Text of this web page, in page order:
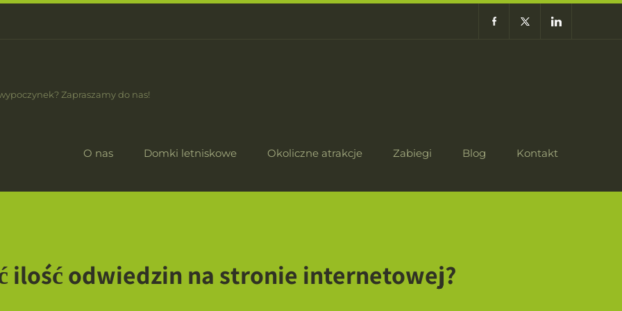
Zapraszamy do nas!
O nas Domki letniskowe Okoliczne atrakcje Zabiegi Blog Kontakt
ilość odwiedzin na stronie internetowej?